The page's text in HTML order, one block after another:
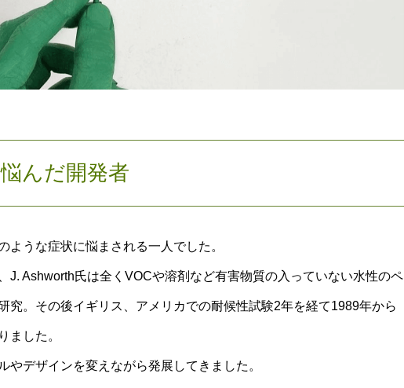
んだ開発者
ような症状に悩まされる一人でした。
J. Ashworth氏は全くVOCや溶剤など有害物質の入っていない水性のペ
究。その後イギリス、アメリカでの耐候性試験2年を経て1989年から
ました。
やデザインを変えながら発展してきました。